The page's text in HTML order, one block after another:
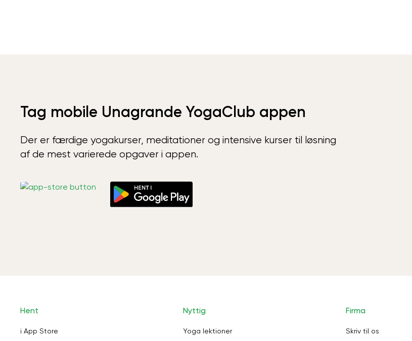
Tag mobile Unagrande YogaClub appen
Der er færdige yogakurser, meditationer og intensive kurser til løsning
af de mest varierede opgaver i appen.
Hent
i App Store
Nyttig
Yoga lektioner
Firma
Skriv til os